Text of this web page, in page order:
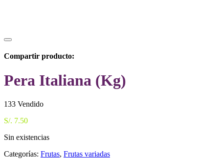
Compartir producto:
Pera Italiana (Kg)
133 Vendido
S/. 7.50
Sin existencias
Categorías: Frutas, Frutas variadas